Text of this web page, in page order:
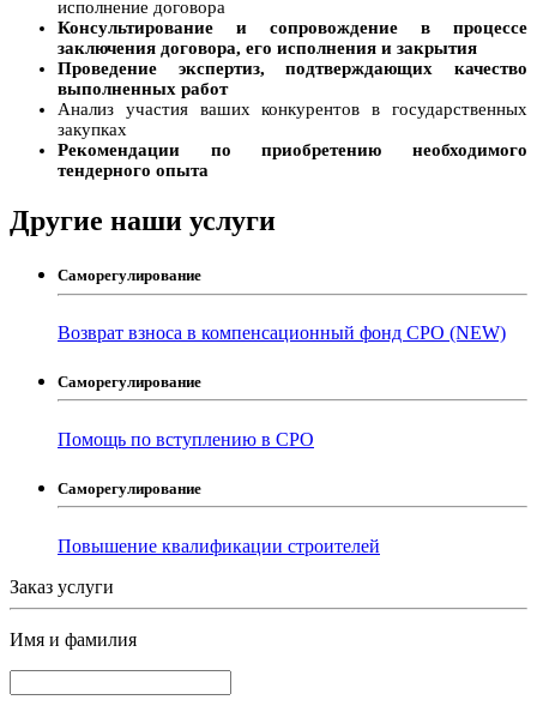
исполнение договора
Консультирование и сопровождение в процессе
заключения договора, его исполнения и закрытия
Проведение экспертиз, подтверждающих качество
выполненных работ
Анализ участия ваших конкурентов в государственных
закупках
Рекомендации по приобретению необходимого
тендерного опыта
Другие наши услуги
Саморегулирование
Возврат взноса в компенсационный фонд СРО (NEW)
Саморегулирование
Помощь по вступлению в СРО
Саморегулирование
Повышение квалификации строителей
Заказ услуги
Имя и фамилия